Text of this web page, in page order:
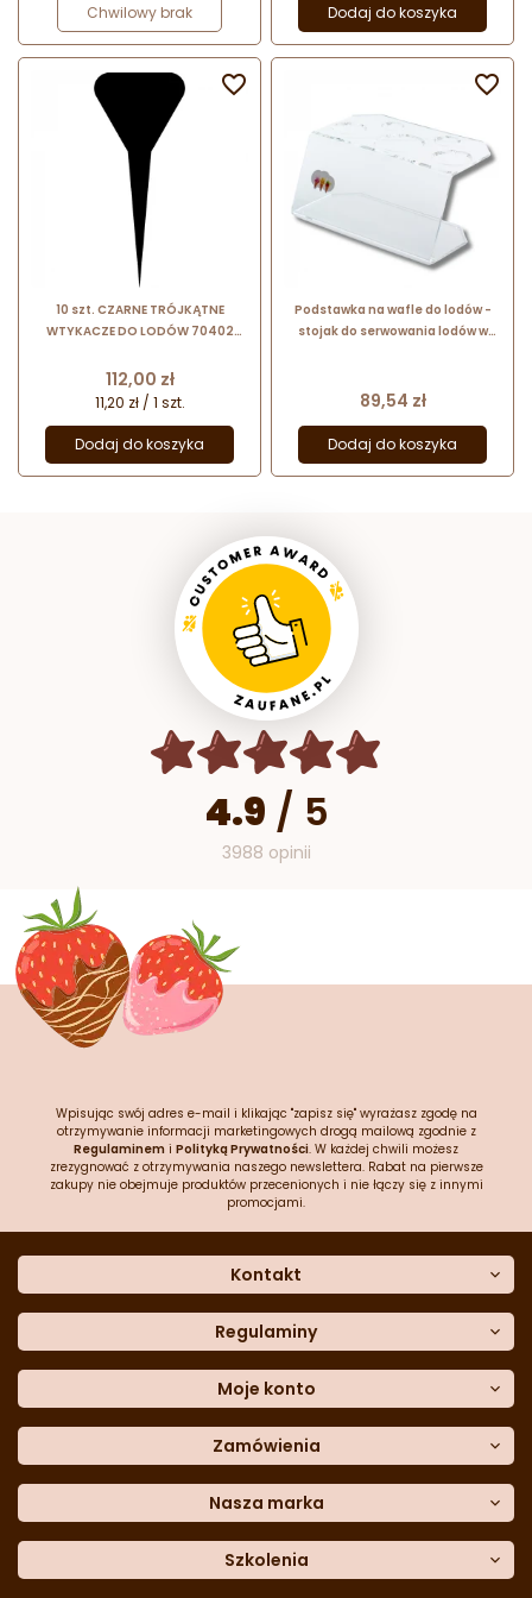
Chwilowy brak Dodaj do koszyka
10 szt. CZARNE TRÓJKĄTNE
WTYKACZE DO LODÓW 70402
smaków lodów w witrynie
Cena
112,00 zł
11,20 zł / 1 szt.
Dodaj do koszyka

Podstawka na wafle do lodów -
stojak do serwowania lodów w
Cena
89,54 zł
Dodaj do koszyka

4.9 / 5
3988 opinii
Wpisując swój adres e-mail i klikając "zapisz się" wyrażasz zgodę na
otrzymywanie informacji marketingowych drogą mailową zgodnie z
Regulaminem i Polityką Prywatności. W każdej chwili możesz
zrezygnować z otrzymywania naszego newslettera. Rabat na pierwsze
zakupy nie obejmuje produktów przecenionych i nie łączy się z innymi
promocjami.
Kontakt
Dane kontaktowe
Często zadawane pytania
Sklep stacjonarny
Formularz kontaktowy
Blog
telefon:601 767 272
Regulaminy
Polityka prywatności
Polityka cookies
Polityka reklamacji
Polityka zwrotów
Dostępność cyfrowa
Moje konto
Moje dane
Historia zamówień
Lista ulubionych
Moje rabaty
Zamówienia
Metody płatności
Dane do przelewu
Formularzreklamacji
Formularzzwrotu
Nasza marka
Trio Gelato
CDN
Szkolenia